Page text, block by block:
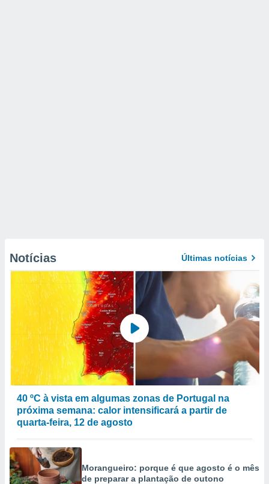
Notícias Últimas notícias
40 ºC à vista em algumas zonas de Portugal na
próxima semana: calor intensificará a partir de
quarta-feira, 12 de agosto
Morangueiro: porque é que agosto é o mês
de preparar a plantação de outono